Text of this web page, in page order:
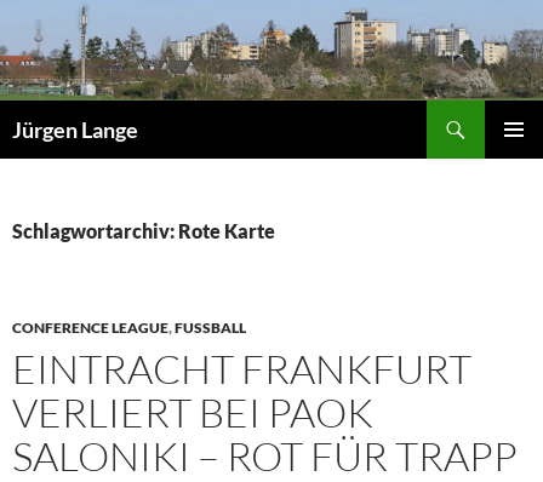
Inhalt
springen
Jürgen Lange
Schlagwortarchiv: Rote Karte
CONFERENCE LEAGUE,FUSSBALL
EINTRACHT FRANKFURT
VERLIERT BEI PAOK
SALONIKI – ROT FÜR TRAPP